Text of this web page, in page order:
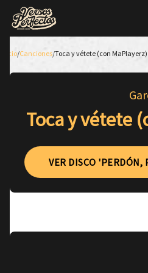
Inicio/Canciones/Toca y vétete (con MaPlayerz)
Toca y vétete
VER DISCO 'PERDÓN,